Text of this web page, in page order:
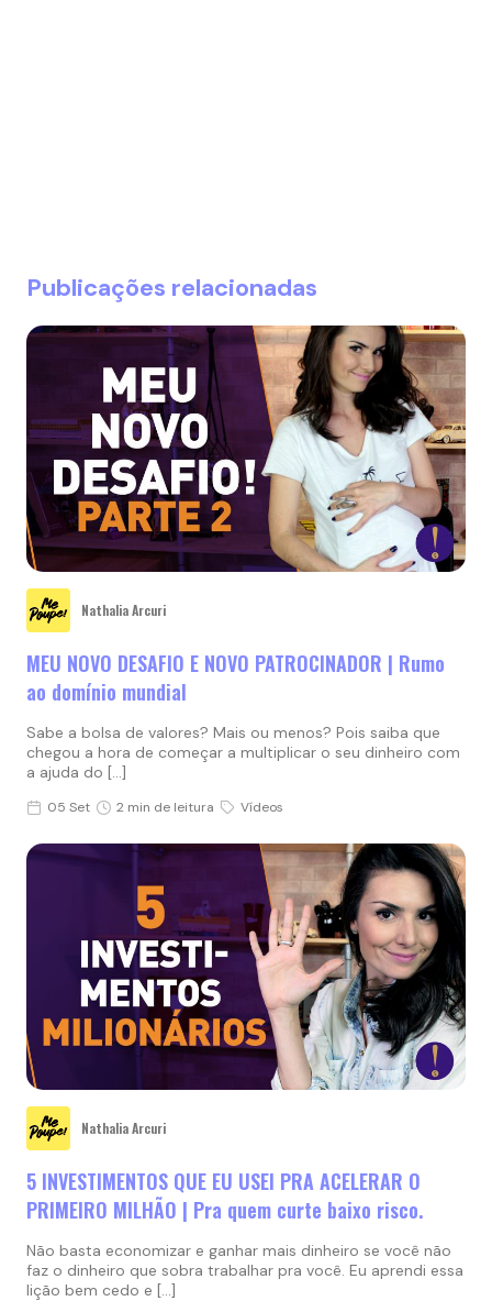
Publicações relacionadas
Nathalia Arcuri
MEU NOVO DESAFIO E NOVO PATROCINADOR | Rumo
ao domínio mundial
Sabe a bolsa de valores? Mais ou menos? Pois saiba que
chegou a hora de começar a multiplicar o seu dinheiro com
a ajuda do […]
05 Set 2 min de leitura Vídeos
Nathalia Arcuri
5 INVESTIMENTOS QUE EU USEI PRA ACELERAR O
PRIMEIRO MILHÃO | Pra quem curte baixo risco.
Não basta economizar e ganhar mais dinheiro se você não
faz o dinheiro que sobra trabalhar pra você. Eu aprendi essa
lição bem cedo e […]